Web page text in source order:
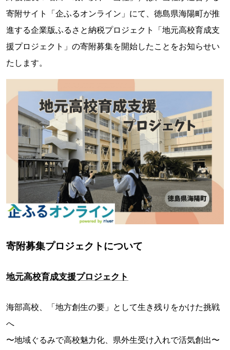
寄附サイト「企ふるオンライン」にて、徳島県海陽町が推
進する企業版ふるさと納税プロジェクト「地元高校育成支
援プロジェクト」の寄附募集を開始したことをお知らせい
たします。
寄附募集プロジェクトについて
地元高校育成支援プロジェクト
海部高校、「地方創生の要」として生き残りをかけた挑戦
へ
〜地域ぐるみで高校魅力化、県外生受け入れで活気創出〜